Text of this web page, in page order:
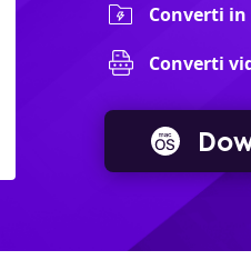
Converti
Converti